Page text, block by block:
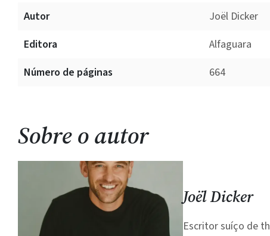
Autor
Joël Dicker
Editora
Alfaguara
Número de páginas
664
Sobre o autor
Joël Dicker
Escritor suíço de